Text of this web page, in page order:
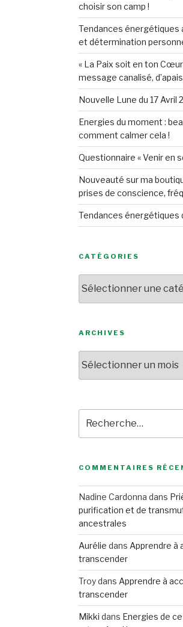
choisir son camp !
Tendances
et détermination
« La Paix soit en ton
message canalisé,
Nouvelle Lune du 17 Avril
Energies du moment :
comment calmer cela !
Questionnaire « Venir en
Nouveauté sur ma
prises de conscience,
Tendances énergétiques
CATÉGORIES
ARCHIVES
pour
:
COMMENTAIRES
Nadine Cardonna dans
purification et de
ancestrales
Aurélie dans Apprendre à
transcender
Troydans Apprendre à
transcender
Mikki dans Energies de